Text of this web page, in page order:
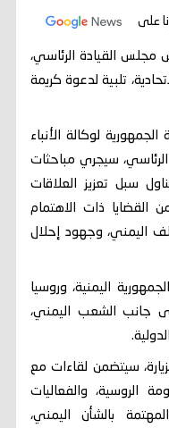
على
مجلس القيادة الرئاسي،
تلبية لدعوة كريمة
لوكالة الأنباء
الرئاسي، سيجري مباحثات
سبل تعزيز العلاقات
القضايا ذات الاهتمام
اليمني، وجهود إحلال
اليمنية، وروسيا
جانب الشعب اليمني،
سيتضمن لقاءات مع
الروسية، والفعاليات
بالشأن اليمني،